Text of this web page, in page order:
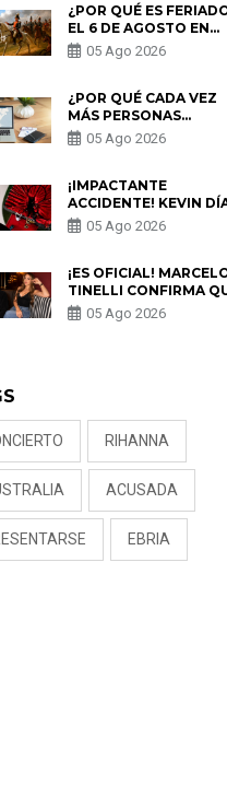
¿POR QUÉ ES
EL 6 DE AGOSTO EN
PERÚ? ESTA ES LA
HISTORIA
05 Ago 2026
¿POR QUÉ CADA VEZ
MÁS PERSONAS
UTILIZAN UNA VPN
PARA PROTEGER SU
05 Ago 2026
¡IMPACTANTE
ACCIDENTE! KEVIN
CAE DESDE OCHO
METROS EN “ESTO ES
PREOCUPACIÓN
05 Ago 2026
¡ES OFICIAL!
TINELLI CONFIRMA
REGRESÓ CON MILETT
FIGUEROA: “EL AMOR
05 Ago 2026
RIHANNA
ACUSADA
EBRIA